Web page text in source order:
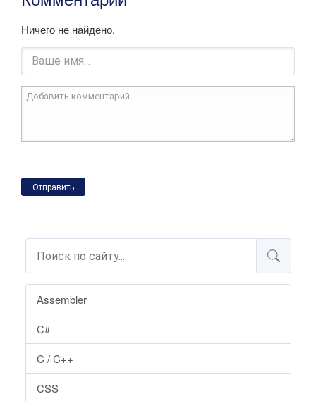
Assembler
C#
C / C++
CSS
Ничего не найдено.
Отправить